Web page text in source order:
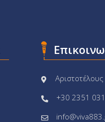
Αριστοτέλους
+30 2351